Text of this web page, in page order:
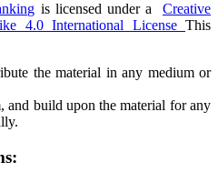
is licensed under aCreative
4.0 International License This
the material in any medium or
and build upon the material for any